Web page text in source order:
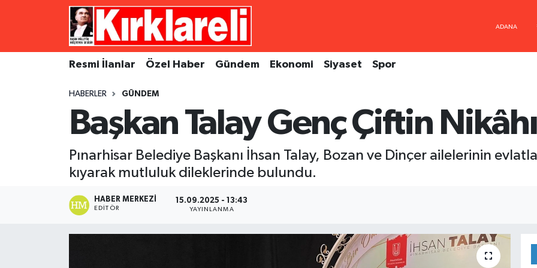
Resmi İlanlar Özel Haber Gündem Ekonomi Siyaset Spor
HABERLER GÜNDEM
Başkan Talay Genç Çiftin
Pınarhisar Belediye Başkanı İhsan Talay, Bozan ve Dinçer ailelerinin
kıyarak mutluluk dileklerinde bulundu.
HABER MERKEZI
EDITÖR
15.09.2025 - 13:43
YAYINLANMA
Resmi İlanlar
Ekonomi
Kültür Sanat
Magazin
Merkez Nöbetçi Eczaneler
Süper Lig Puan Durumu ve Fikstür
Tüm Manşetler
Son Dakika Haberleri